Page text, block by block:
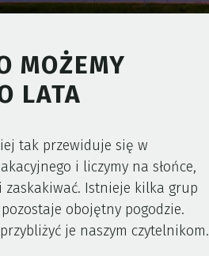
MOŻEMY
LATA
tak przewiduje się w
i liczymy na słońce,
Istnieje kilka grup
obojętny pogodzie.
je naszym czytelnikom.